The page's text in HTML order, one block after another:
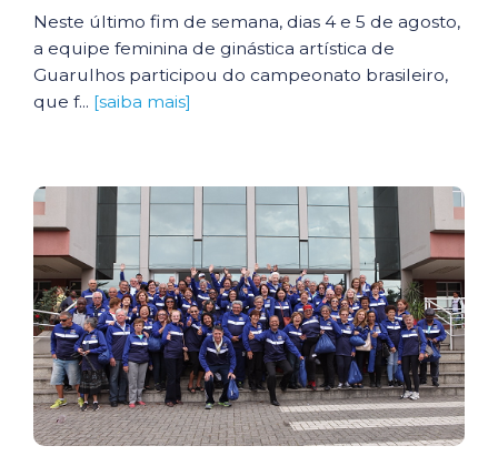
Neste último fim de semana, dias 4 e 5 de agosto,
a equipe feminina de ginástica artística de
Guarulhos participou do campeonato brasileiro,
que f... [saiba mais]